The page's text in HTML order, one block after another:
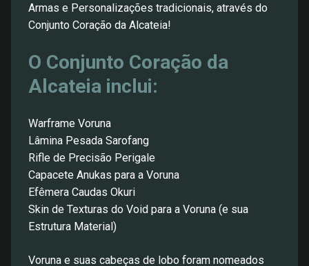
Armas e Personalizações tradicionais, através do
Conjunto Coração da Alcateia!
O Conjunto Coração da
Alcateia inclui:
Warframe Voruna
Lâmina Pesada Sarofang
Rifle de Precisão Perigale
Capacete Anukas para a Voruna
Efêmera Caudas Okuri
Skin de Texturas do Void para a Voruna (e sua
Estrutura Material)
Voruna e suas cabeças de lobo foram nomeados